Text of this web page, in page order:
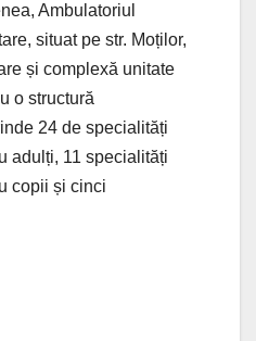
Ambulatoriul
situat pe str. Moților,
și complexă unitate
o structură
24 de specialități
adulți, 11 specialități
copii și cinci